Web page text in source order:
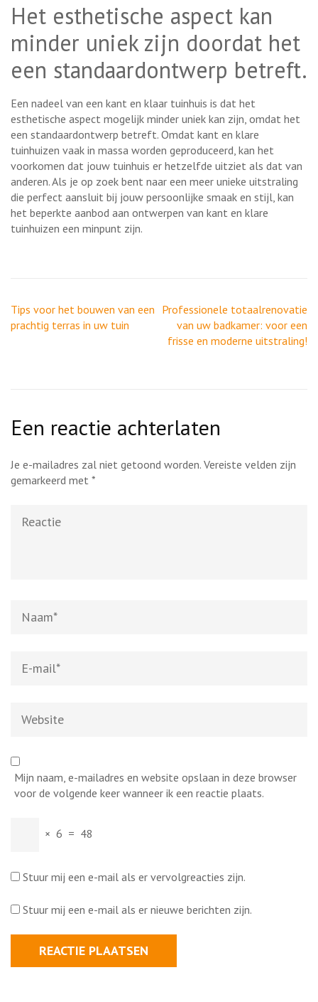
Het esthetische aspect kan
minder uniek zijn doordat het
een standaardontwerp betreft.
Een nadeel van een kant en klaar tuinhuis is dat het
esthetische aspect mogelijk minder uniek kan zijn, omdat het
een standaardontwerp betreft. Omdat kant en klare
tuinhuizen vaak in massa worden geproduceerd, kan het
voorkomen dat jouw tuinhuis er hetzelfde uitziet als dat van
anderen. Als je op zoek bent naar een meer unieke uitstraling
die perfect aansluit bij jouw persoonlijke smaak en stijl, kan
het beperkte aanbod aan ontwerpen van kant en klare
tuinhuizen een minpunt zijn.
Berichtnavigatie
Tips voor het bouwen van een
prachtig terras in uw tuin
Professionele totaalrenovatie
van uw badkamer: voor een
frisse en moderne uitstraling!
Een reactie achterlaten
Je e-mailadres zal niet getoond worden. Vereiste velden zijn
gemarkeerd met *
mail*
Mijn naam, e-mailadres en website opslaan in deze browser
voor de volgende keer wanneer ik een reactie plaats.
× 6 = 48
Stuur mij een e-mail als er vervolgreacties zijn.
Stuur mij een e-mail als er nieuwe berichten zijn.